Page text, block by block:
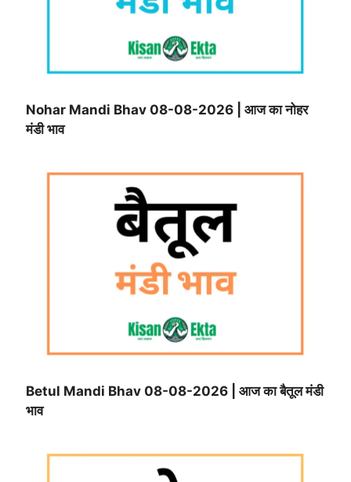
Nohar Mandi Bhav 08-08-2026 | आज का नोहर
मंडी भाव
Betul Mandi Bhav 08-08-2026 | आज का बैतूल मंडी
भाव